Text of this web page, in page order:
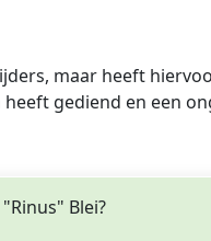
maar heeft
gediend en een
Blei?